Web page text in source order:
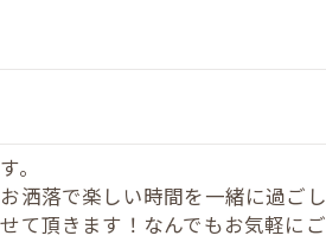
。
洒落で楽しい時間を一緒に過ご
て頂きます！なんでもお気軽に